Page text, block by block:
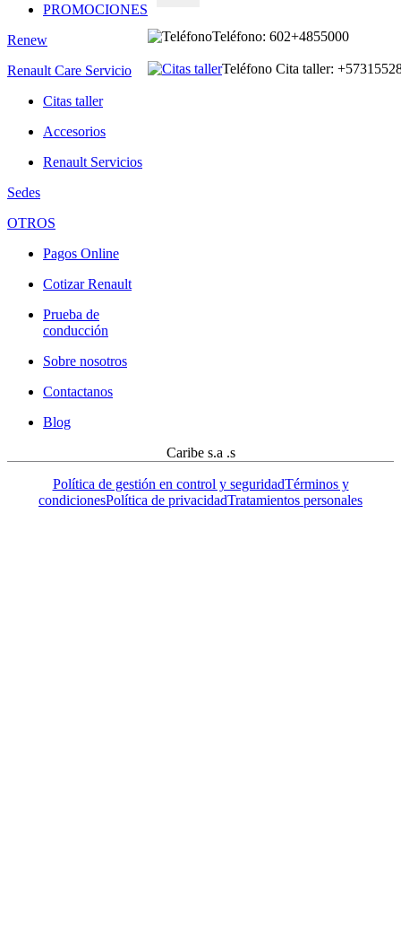
PROMOCIONES
Renew
Renault Care Servicio
Citas taller
Accesorios
Renault Servicios
Sedes
OTROS
Pagos Online
Cotizar Renault
Prueba de
conducción
Sobre nosotros
Contactanos
Blog
Teléfono: 602+4855000
Teléfono Cita taller:
Caribe s.a .s
Política de gestión en control y seguridadTérminos y
condicionesPolítica de privacidadTratamientos personales